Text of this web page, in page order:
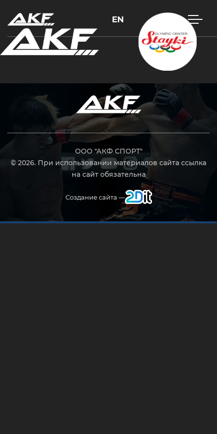
EN
ООО "АКФ СПОРТ"
© 2026. При использовании материалов сайта ссылка
на сайт обязательна
Создание сайта —
Нажмите Enter для поиска или Esc, чтобы закрыть